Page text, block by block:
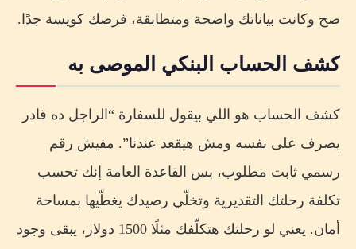
صح وكانت بياناتك واضحة ومتطابقة، فرصك كويسة جدًا.
كشف الحساب البنكي الموصى به
كشف الحساب هو اللي بيقول للسفارة “الراجل ده قادر
يصرف على نفسه ومش هيقعد عندنا”. مفيش رقم
رسمي ثابت مطلوب، بس القاعدة العامة إنك تحسب
تكلفة رحلتك التقديرية وتخلّي رصيدك يغطّيها بمساحة
أمان. يعني لو رحلتك هتكلّفك مثلًا 1500 دولار، يبقى وجود